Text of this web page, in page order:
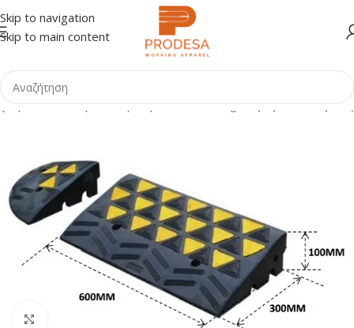
Skip to navigation
Skip to main content
σελίδα Shop Οδική Ασφάλεια - Parking Σαμαράκια Ράμπες